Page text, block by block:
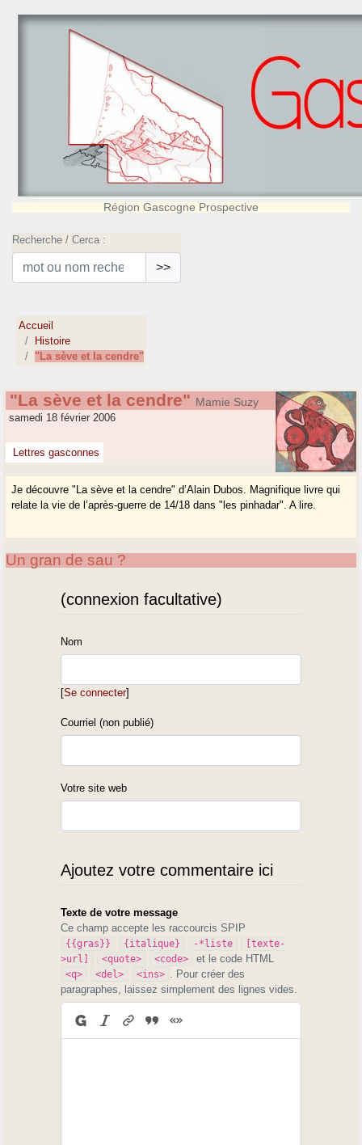
Région Gascogne Prospective
Recherche / Cerca :
>>
Accueil
Histoire
"La sève et la cendre"
"La sève et la cendre" Mamie Suzy
samedi 18 février 2006
Lettres gasconnes
Je découvre "La sève et la cendre" d’Alain Dubos. Magnifique livre qui
relate la vie de l’après-guerre de 14/18 dans "les pinhadar". A lire.
Un gran de sau ?
(connexion facultative)
Nom
[Se connecter]
Courriel (non publié)
Votre site web
Ajoutez votre commentaire ici
Texte de votre message
Ce champ accepte les raccourcis SPIP
{{gras}} {italique} -*liste
[texte-
>url]
<quote> <code> et le code HTML
<q> <del> <ins>
. Pour créer des
paragraphes, laissez simplement des lignes vides.